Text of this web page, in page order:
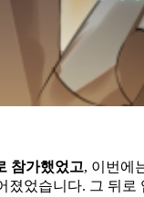
참가했었고, 이번에
었습니다. 그 뒤